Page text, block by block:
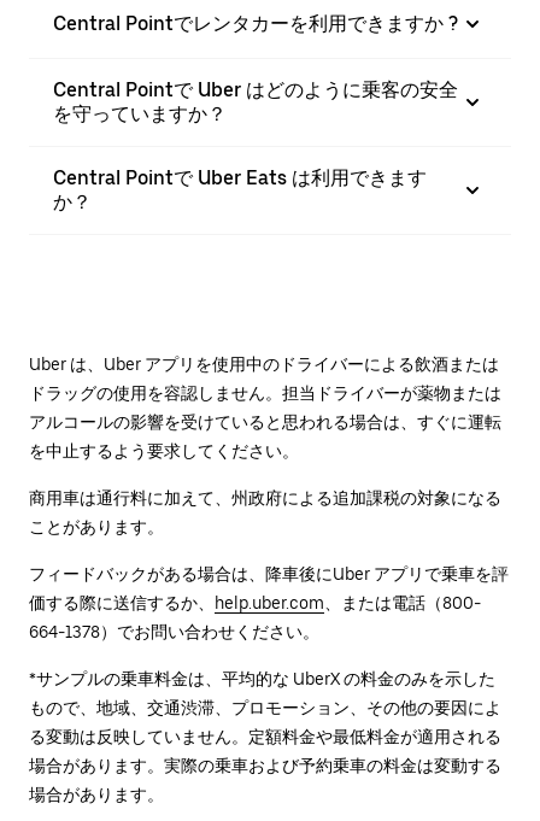
Central Pointでレンタカーを利用できますか ?
Central Pointで Uber はどのように乗客の安全
を守っていますか？
Central Pointで Uber Eats は利用できます
か？
Uber は、Uber アプリを使用中のドライバーによる飲酒または
ドラッグの使用を容認しません。担当ドライバーが薬物または
アルコールの影響を受けていると思われる場合は、すぐに運転
を中止するよう要求してください。
商用車は通行料に加えて、州政府による追加課税の対象になる
ことがあります。
フィードバックがある場合は、降車後に⁠Uber アプリで乗車を評
価する際に送信するか、
help.uber.com 、または電話（800-
664-1378）でお問い合わせください。
*サンプルの乗車料金は、平均的な UberX の料金のみを示した
もので、地域、交通渋滞、プロモーション、その他の要因によ
る変動は反映していません。定額料金や最低料金が適用される
場合があります。実際の乗車および予約乗車の料金は変動する
場合があります。